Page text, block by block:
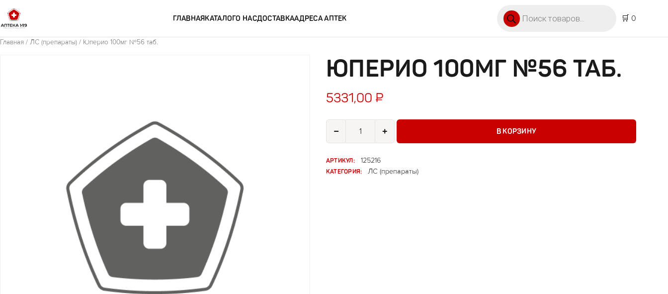
ГЛАВНАЯКАТАЛОГО НАСДОСТАВКААДРЕСА АПТЕК
🛒 0
Главная / ЛС (препараты) / Юперио 100мг №56 таб.
ЮПЕРИО 100МГ №56 ТАБ.
5331,00 ₽
−
Количество товара Юперио 100мг №56 таб.
+ В КОРЗИНУ
АРТИКУЛ:
125216
КАТЕГОРИЯ:
ЛС (препараты)